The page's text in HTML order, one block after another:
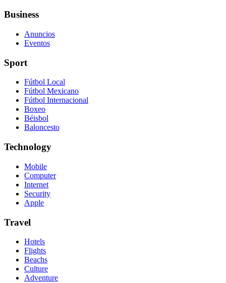
Business
Anuncios
Eventos
Sport
Fútbol Local
Fútbol Mexicano
Fútbol Internacional
Boxeo
Béisbol
Baloncesto
Technology
Mobile
Computer
Internet
Security
Apple
Travel
Hotels
Flights
Beachs
Culture
Adventure